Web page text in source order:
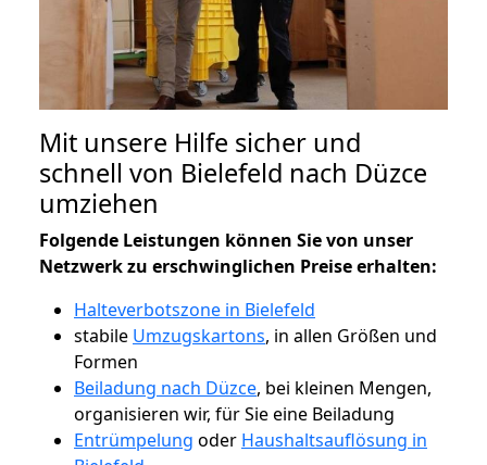
Mit unsere Hilfe sicher und
schnell von Bielefeld nach Düzce
umziehen
Folgende Leistungen können Sie von unser
Netzwerk zu erschwinglichen Preise erhalten:
Halteverbotszone in Bielefeld
stabile Umzugskartons, in allen Größen und
Formen
Beiladung nach Düzce, bei kleinen Mengen,
organisieren wir, für Sie eine Beiladung
Entrümpelung oder Haushaltsauflösung in